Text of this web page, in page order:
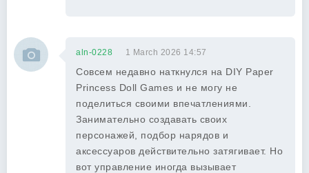
aln-0228 1 March 2026 14:57
Совсем недавно наткнулся на DIY Paper
Princess Doll Games и не могу не
поделиться своими впечатлениями.
Занимательно создавать своих
персонажей, подбор нарядов и
аксессуаров действительно затягивает. Но
вот управление иногда вызывает